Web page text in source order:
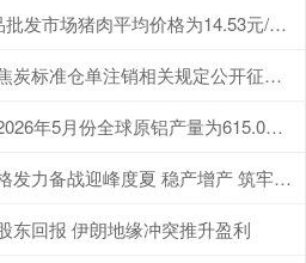
股利网 6月22日全国农产品批发市场猪肉平均价格为14.53元/公斤 比节前下降0.8%
水果优配 大商所：就调整焦炭标准仓单注销相关规定公开征求意见
嘉理证券 国际铝业协会：2026年5月份全球原铝产量为615.0万吨
道正网 国家能源集团：满格发力备战迎峰度夏 稳产增产 筑牢煤炭保供压舱石
东回报 伊朗地缘冲突推升盈利